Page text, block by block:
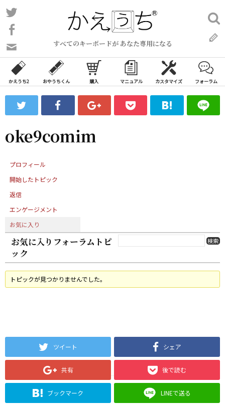
コ
ン
ン
ツ
ス
ッ
すべてのキーボードが あなた専用になる
い
合
わ
フ
ォ
ム
検
索:
かえうち2 おやうちくん 購入 マニュアル カスタマイズ フォーラム
oke9comim
プロフィール
開始したトピック
返信
エンゲージメント
お気に入り
お気に入りフォーラムトピ
ック
トピックが見つかりませんでした。
ツイート シェア
共有 後で読む
ブックマーク LINEで送る